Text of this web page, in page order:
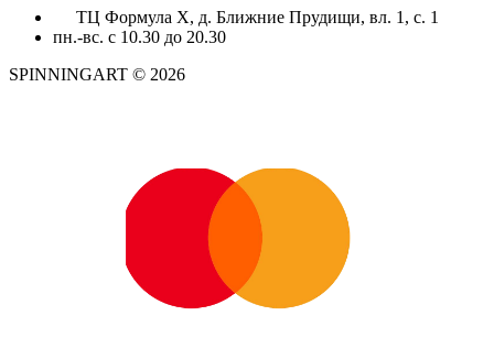
ТЦ Формула X, д. Ближние Прудищи, вл. 1, с. 1
пн.-вс. с 10.30 до 20.30
SPINNINGART © 2026